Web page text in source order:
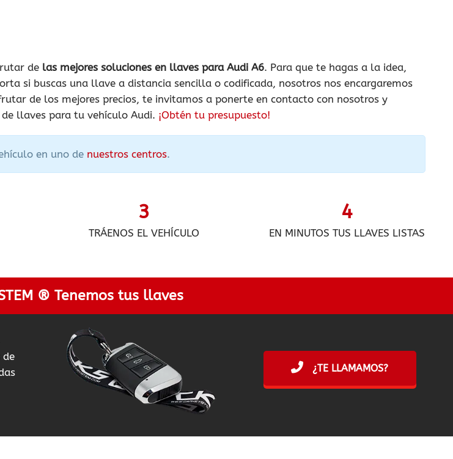
de las mejores soluciones en llaves para Audi A6. Para que te hagas a la idea,
si buscas una llave a distancia sencilla o codificada, nosotros nos encargaremos
de los mejores precios, te invitamos a ponerte en contacto con nosotros y
llaves para tu vehículo Audi. ¡Obtén tu presupuesto!
en uno de nuestros centros.
3
TRÁENOS EL VEHÍCULO
4
EN MINUTOS TUS LLAVES LISTAS
® Tenemos tus llaves
de
¿TE LLAMAMOS?